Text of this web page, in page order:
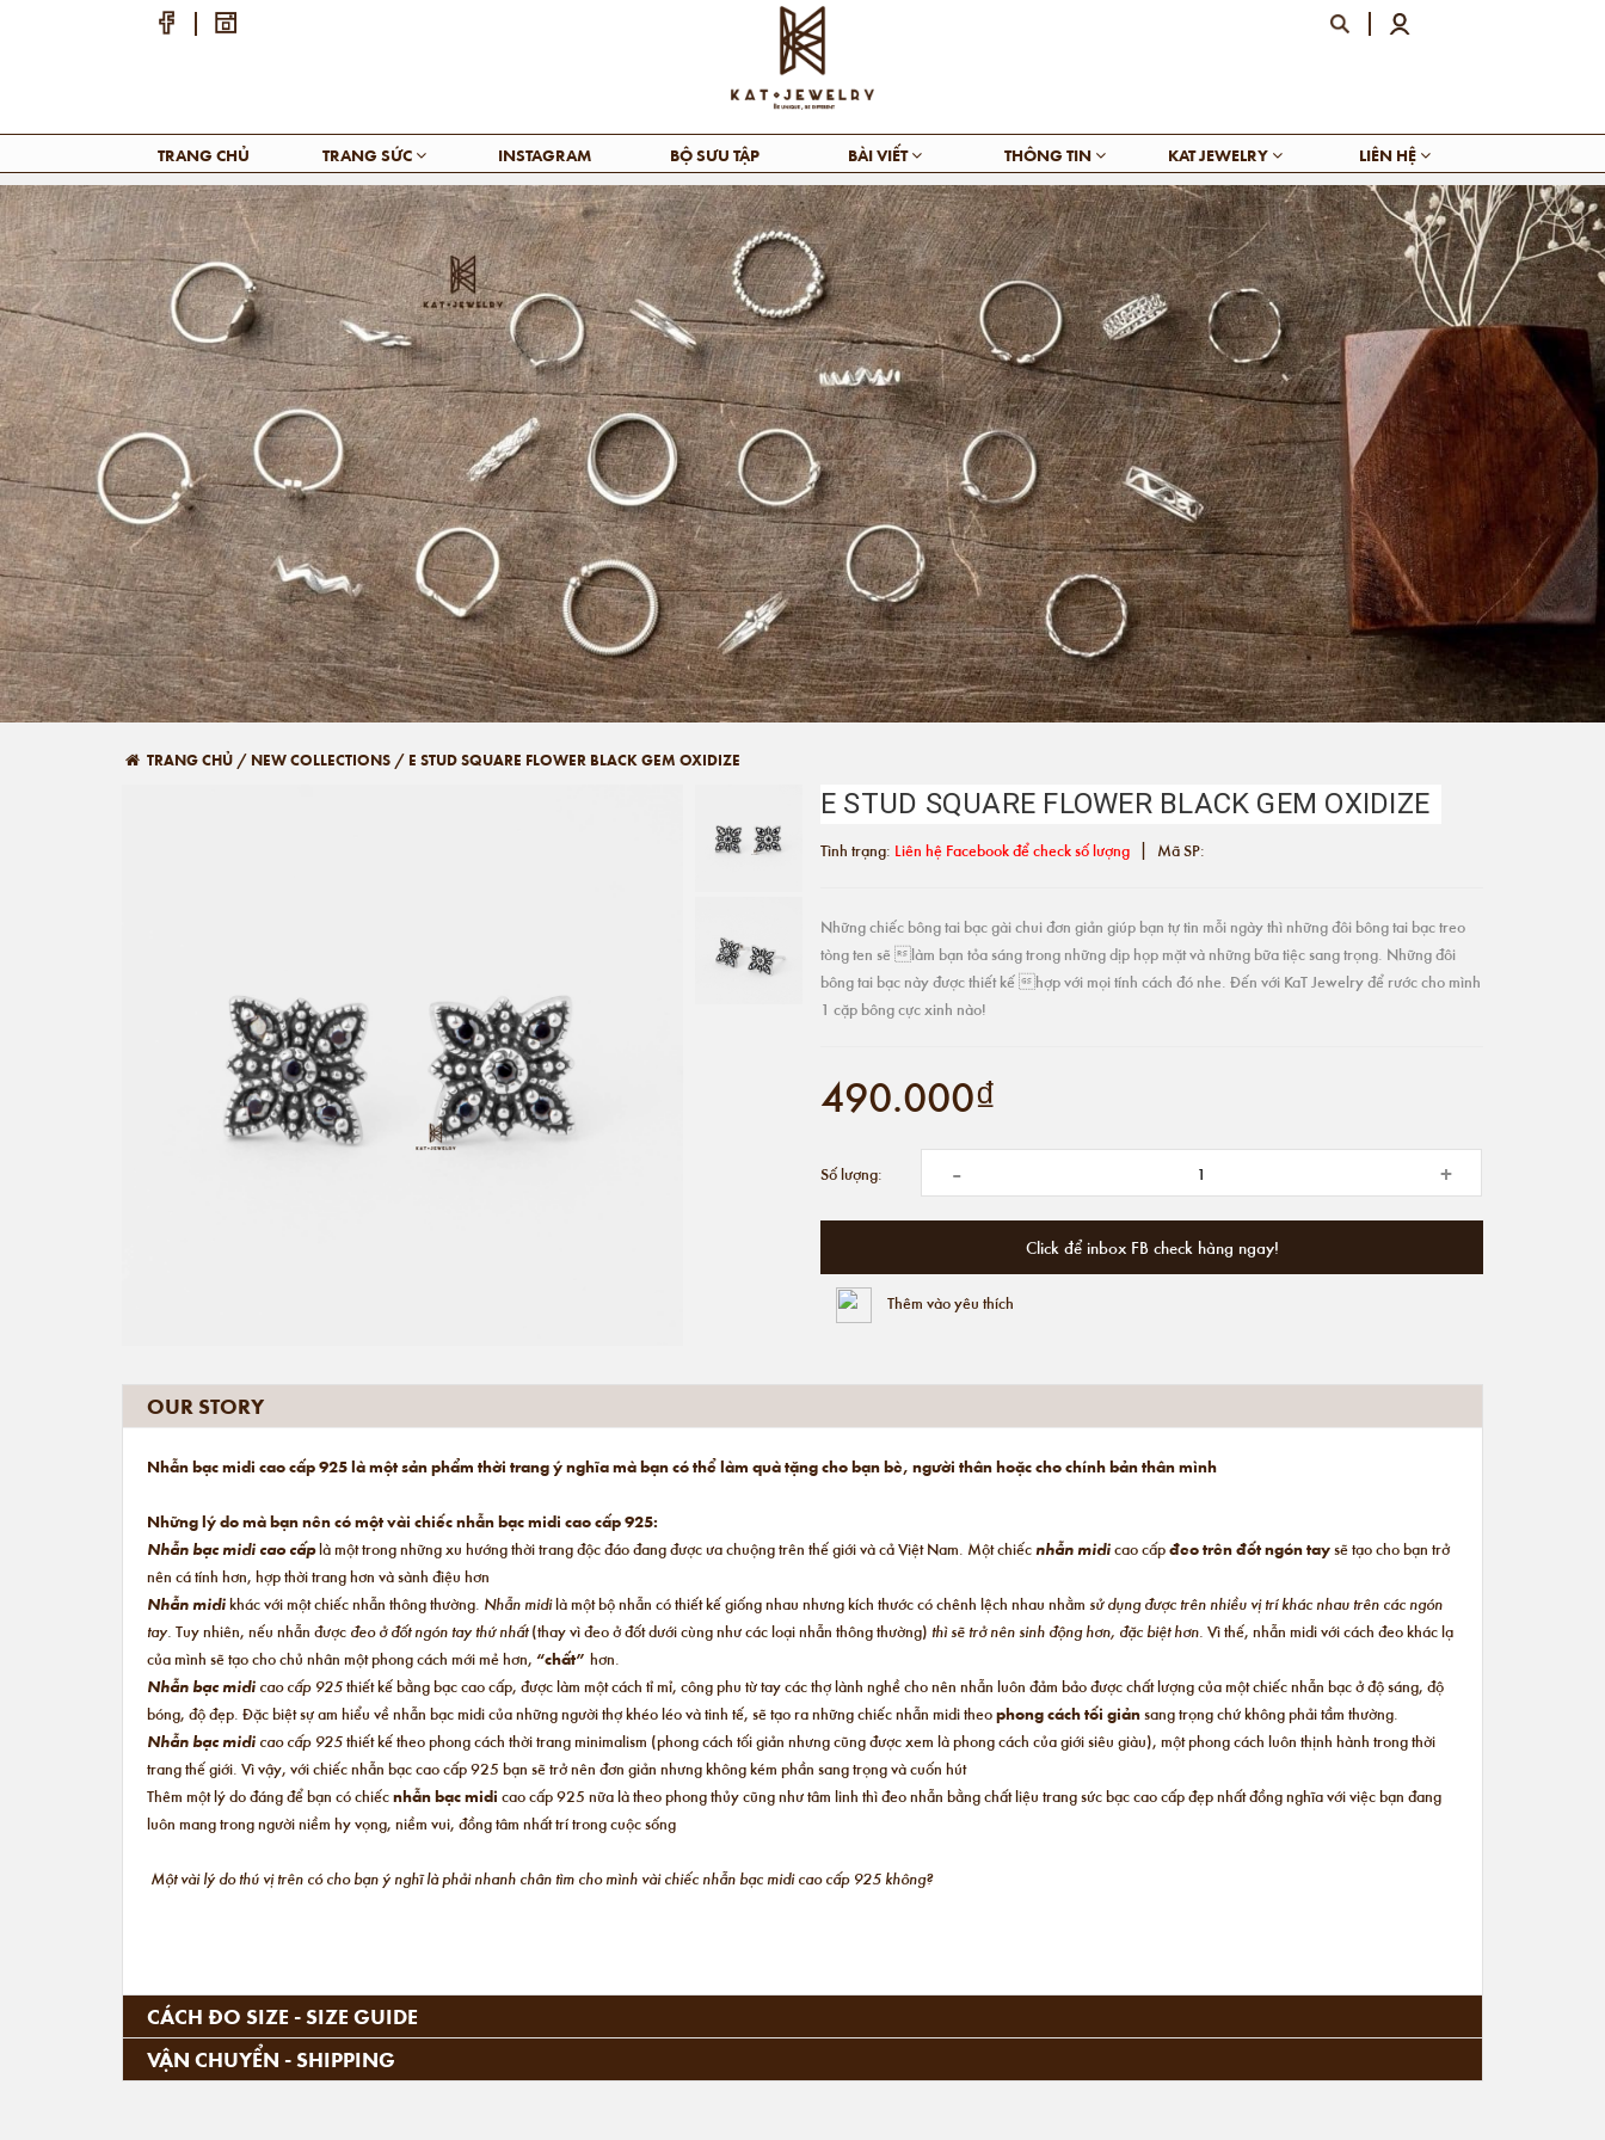
TRANG CHỦ TRANG SỨC INSTAGRAM BỘ SƯU TẬP BÀI VIẾT THÔNG TIN KAT JEWELRY LIÊN HỆ
TRANG CHỦ / NEW COLLECTIONS / E STUD SQUARE FLOWER BLACK GEM OXIDIZE
E STUD SQUARE FLOWER BLACK GEM OXIDIZE
Tình trạng: Liên hệ Facebook để check số lượng | Mã SP:
Những chiếc bông tai bạc gài chui đơn giản giúp bạn tự tin mỗi ngày thì những đôi bông tai bạc treo
tòng ten sẽ làm bạn tỏa sáng trong những dịp họp mặt và những bữa tiệc sang trọng. Những đôi
bông tai bạc này được thiết kế hợp với mọi tính cách đó nhe. Đến với KaT Jewelry để rước cho mình
1 cặp bông cực xinh nào!
490.000₫
Số lượng: - +
Click để inbox FB check hàng ngay!
Thêm vào yêu thích
OUR STORY
Nhẫn bạc midi cao cấp 925 là một sản phẩm thời trang ý nghĩa mà bạn có thể làm quà tặng cho bạn bè, người thân hoặc cho chính bản thân mình
Những lý do mà bạn nên có một vài chiếc nhẫn bạc midi cao cấp 925:
Nhẫn bạc midi cao cấplà một trong những xu hướng thời trang độc đáo đang được ưa chuộng trên thế giới và cả Việt Nam. Một chiếcnhẫn midicao cấpđeo trên đốt ngón taysẽ tạo cho bạn trở
nên cá tính hơn, hợp thời trang hơn và sành điệu hơn
Nhẫn midikhác với một chiếc nhẫn thông thường. Nhẫn midilà một bộ nhẫn có thiết kế giống nhau nhưng kích thước có chênh lệch nhau nhằmsử dụng được trên nhiều vị trí khác nhau trên các ngón
tay.Tuy nhiên, nếu nhẫn đượcđeo ở đốt ngón tay thứ nhất(thay vì đeo ở đốt dưới cùng như các loại nhẫn thông thường) thì sẽ trở nên sinh động hơn, đặc biệt hơn.Vì thế, nhẫn midi với cách đeo khác lạ
của mình sẽ tạo cho chủ nhân một phong cách mới mẻ hơn,“chất” hơn.
Nhẫn bạc midicao cấp 925thiết kế bằng bạc cao cấp, được làm một cách tỉ mỉ, công phu từ tay các thợ lành nghề cho nên nhẫn luôn đảm bảo được chất lượng của một chiếc nhẫn bạc ở độ sáng, độ
bóng, độ đẹp. Đặc biệt sự am hiểu về nhẫn bạc midi của những người thợ khéo léo và tinh tế, sẽ tạo ra những chiếc nhẫn midi theophong cách tối giảnsang trọng chứ không phải tầm thường.
Nhẫn bạc midicao cấp 925thiết kế theo phong cách thời trang minimalism (phong cách tối giản nhưng cũng được xem là phong cách của giới siêu giàu), một phong cách luôn thịnh hành trong thời
trang thế giới. Vì vậy, với chiếc nhẫn bạc cao cấp 925 bạn sẽ trở nên đơn giản nhưng không kém phần sang trọng và cuốn hút
Thêm một lý do đáng để bạn có chiếcnhẫn bạc midicao cấp 925 nữa là theo phong thủy cũng như tâm linh thì đeo nhẫn bằng chất liệu trang sức bạc cao cấp đẹp nhất đồng nghĩa với việc bạn đang
luôn mang trong người niềm hy vọng, niềm vui, đồng tâm nhất trí trong cuộc sống
Một vài lý do thú vị trên có cho bạn ý nghĩ là phải nhanh chân tìm cho mình vài chiếc nhẫn bạc midi cao cấp 925 không?
CÁCH ĐO SIZE - SIZE GUIDE
VẬN CHUYỂN - SHIPPING